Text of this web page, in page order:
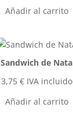
Añadir al carrito
Sandwich de Nata
3,75 € IVA incluido
Añadir al carrito